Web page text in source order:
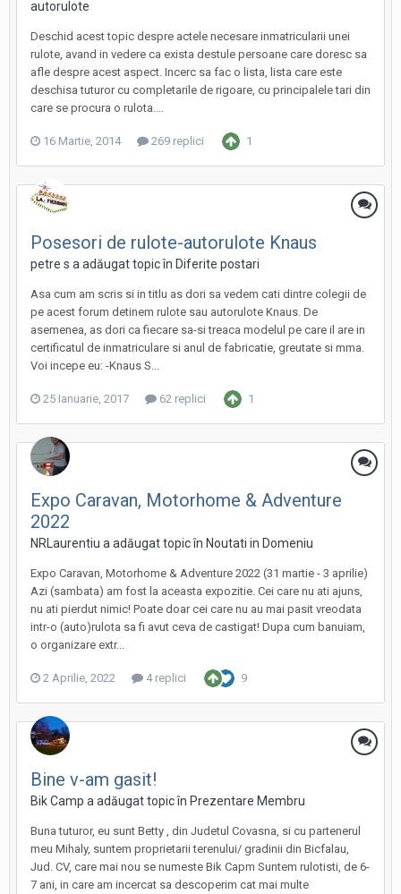
autorulote
Deschid acest topic despre actele necesare inmatricularii unei
rulote, avand in vedere ca exista destule persoane care doresc sa
afle despre acest aspect. Incerc sa fac o lista, lista care este
deschisa tuturor cu completarile de rigoare, cu principalele tari din
care se procura o rulota....
16 Martie, 2014 269 replici 1
Posesori de rulote-autorulote Knaus
petre s a adăugat topic în Diferite postari
Asa cum am scris si in titlu as dori sa vedem cati dintre colegii de
pe acest forum detinem rulote sau autorulote Knaus. De
asemenea, as dori ca fiecare sa-si treaca modelul pe care il are in
certificatul de inmatriculare si anul de fabricatie, greutate si mma.
Voi incepe eu: -Knaus S...
25 Ianuarie, 2017 62 replici 1
Expo Caravan, Motorhome & Adventure
2022
NRLaurentiu a adăugat topic în Noutati in Domeniu
Expo Caravan, Motorhome & Adventure 2022 (31 martie - 3 aprilie)
Azi (sambata) am fost la aceasta expozitie. Cei care nu ati ajuns,
nu ati pierdut nimic! Poate doar cei care nu au mai pasit vreodata
intr-o (auto)rulota sa fi avut ceva de castigat! Dupa cum banuiam,
o organizare extr...
2 Aprilie, 2022 4 replici 9
Bine v-am gasit!
Bik Camp a adăugat topic în Prezentare Membru
Buna tuturor, eu sunt Betty , din Judetul Covasna, si cu partenerul
meu Mihaly, suntem proprietarii terenului/ gradinii din Bicfalau,
Jud. CV, care mai nou se numeste Bik Capm Suntem rulotisti, de 6-
7 ani, in care am incercat sa descoperim cat mai multe